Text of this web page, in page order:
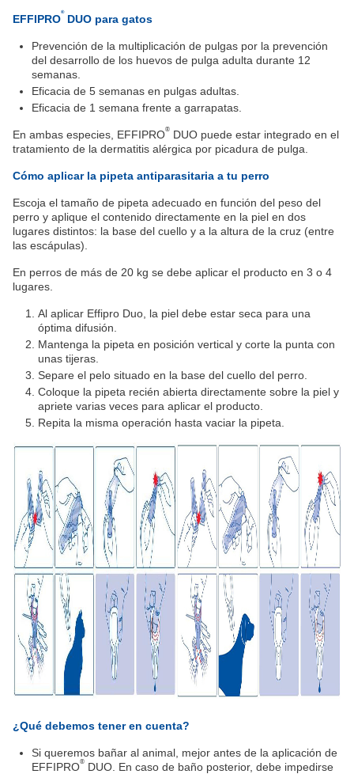
EFFIPRO
®
DUO para gatos
Prevención de la multiplicación de pulgas por la prevención
del desarrollo de los huevos de pulga adulta durante 12
semanas.
Eficacia de 5 semanas en pulgas adultas.
Eficacia de 1 semana frente a garrapatas.
En ambas especies, EFFIPRO® DUO puede estar integrado en el
tratamiento de la dermatitis alérgica por picadura de pulga.
Cómo aplicar la pipeta antiparasitaria a tu perro
Escoja el tamaño de pipeta adecuado en función del peso del
perro y aplique el contenido directamente en la piel en dos
lugares distintos: la base del cuello y a la altura de la cruz (entre
las escápulas).
En perros de más de 20 kg se debe aplicar el producto en 3 o 4
lugares.
Al aplicar Effipro Duo, la piel debe estar seca para una
óptima difusión.
Mantenga la pipeta en posición vertical y corte la punta con
unas tijeras.
Separe el pelo situado en la base del cuello del perro.
Coloque la pipeta recién abierta directamente sobre la piel y
apriete varias veces para aplicar el producto.
Repita la misma operación hasta vaciar la pipeta.
¿Qué debemos tener en cuenta?
Si queremos bañar al animal, mejor antes de la aplicación de
EFFIPRO® DUO. En caso de baño posterior, debe impedirse